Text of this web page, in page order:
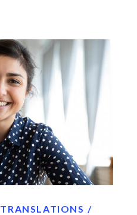
TRANSLATIONS